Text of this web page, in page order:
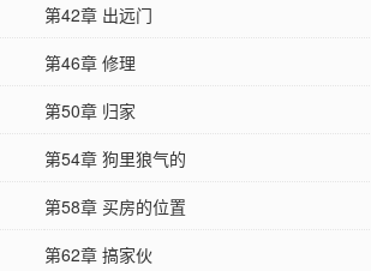
第42章 出远门
第46章 修理
第50章 归家
第54章 狗里狼气的
第58章 买房的位置
第62章 搞家伙